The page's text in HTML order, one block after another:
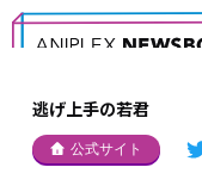
逃げ上手の若君
公式サイト